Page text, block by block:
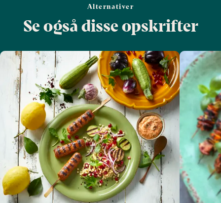
Alternativer
Se også disse opskrifter